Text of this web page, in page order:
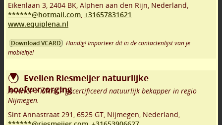
Eikenlaan 3, 2404 BK, Alphen aan den Rijn, Nederland,
******@hotmail.com, +31657831621
www.equiplena.nl
Download VCARD
Handig! Importeer dit in de contactenlijst van je
mobieltje!
Evelien Riesmeijer natuurlijke
hoefverzorging
AANHCP / ISNHCP gecertificeerd natuurlijk bekapper in regio
Nijmegen.
Sint Annastraat 291 , 6525 GT, Nijmegen, Nederland,